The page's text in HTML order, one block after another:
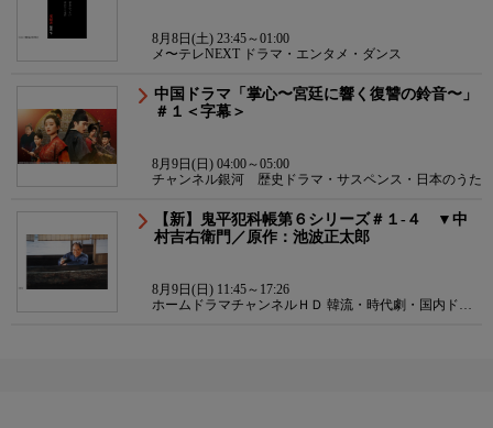
8月8日(土) 23:45～01:00
メ〜テレNEXT ドラマ・エンタメ・ダンス
中国ドラマ「掌心〜宮廷に響く復讐の鈴音〜」
＃１＜字幕＞
8月9日(日) 04:00～05:00
チャンネル銀河 歴史ドラマ・サスペンス・日本のうた
【新】鬼平犯科帳第６シリーズ＃１-４ ▼中
村吉右衛門／原作：池波正太郎
8月9日(日) 11:45～17:26
ホームドラマチャンネルＨＤ 韓流・時代劇・国内ドラ